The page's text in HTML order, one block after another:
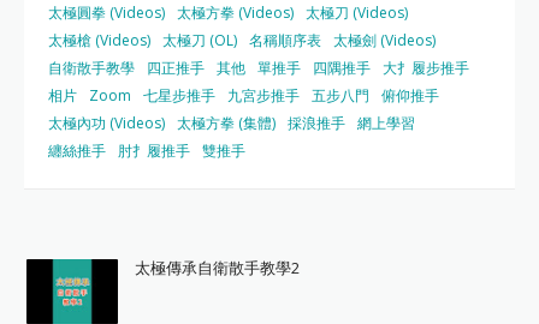
太極圓拳 (Videos) 太極方拳 (Videos) 太極刀 (Videos)
太極槍 (Videos) 太極刀 (OL) 名稱順序表 太極劍 (Videos)
自衛散手教學
四正推手 其他 單推手 四隅推手 大扌履步推手
相片
Zoom 七星步推手 九宮步推手 五步八門
俯仰推手
太極內功 (Videos) 太極方拳 (集體) 採浪推手 網上學習
纏絲推手
肘扌履推手 雙推手
太極傳承自衛散手教學2